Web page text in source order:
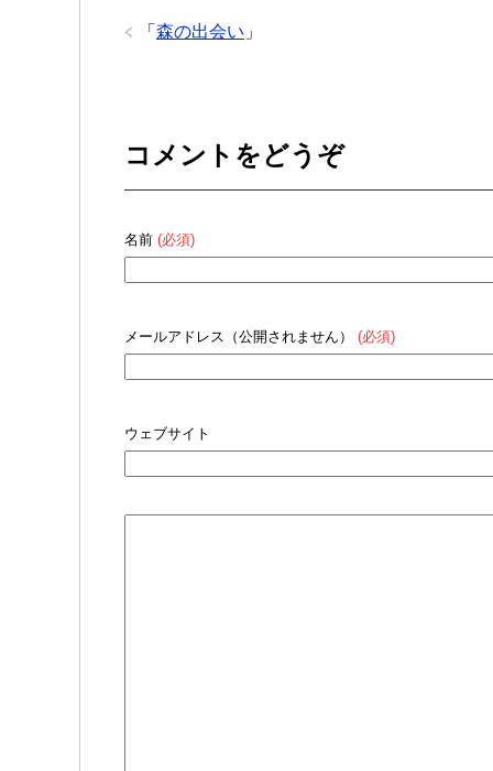
「 森の出会い 」
コメントをどうぞ
名前 (必須)
メールアドレス（公開されません） (必須)
ウェブサイト